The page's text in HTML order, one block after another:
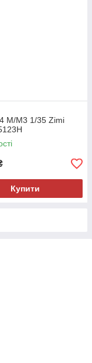
M/M3 1/35 Zimi
Купити